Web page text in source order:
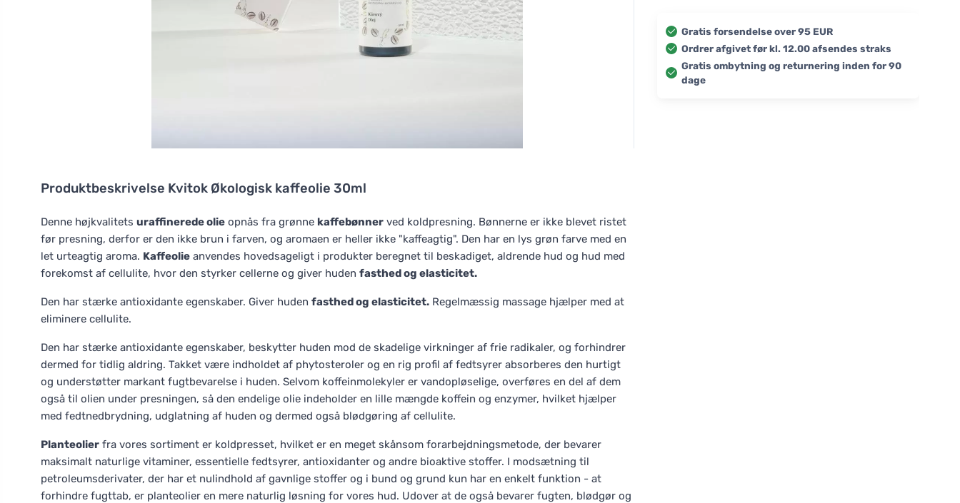
Produktbeskrivelse Kvitok Økologisk kaffeolie 30ml
Denne højkvalitets uraffinerede olie opnås fra grønne kaffebønner ved koldpresning. Bønnerne er ikke blevet ristet
før presning, derfor er den ikke brun i farven, og aromaen er heller ikke "kaffeagtig". Den har en lys grøn farve med en
let urteagtig aroma. Kaffeolie anvendes hovedsageligt i produkter beregnet til beskadiget, aldrende hud og hud med
forekomst af cellulite, hvor den styrker cellerne og giver huden fasthed og elasticitet.
Den har stærke antioxidante egenskaber. Giver huden fasthed og elasticitet. Regelmæssig massage hjælper med at
eliminere cellulite.
Den har stærke antioxidante egenskaber, beskytter huden mod de skadelige virkninger af frie radikaler, og forhindrer
dermed for tidlig aldring. Takket være indholdet af phytosteroler og en rig profil af fedtsyrer absorberes den hurtigt
og understøtter markant fugtbevarelse i huden. Selvom koffeinmolekyler er vandopløselige, overføres en del af dem
også til olien under presningen, så den endelige olie indeholder en lille mængde koffein og enzymer, hvilket hjælper
med fedtnedbrydning, udglatning af huden og dermed også blødgøring af cellulite.
Planteolier fra vores sortiment er koldpresset, hvilket er en meget skånsom forarbejdningsmetode, der bevarer
maksimalt naturlige vitaminer, essentielle fedtsyrer, antioxidanter og andre bioaktive stoffer. I modsætning til
petroleumsderivater, der har et nulindhold af gavnlige stoffer og i bund og grund kun har en enkelt funktion - at
forhindre fugttab, er planteolier en mere naturlig løsning for vores hud. Udover at de også bevarer fugten, blødgør og
Gratis forsendelse over 95 EUR
Ordrer afgivet før kl. 12.00 afsendes straks
Gratis ombytning og returnering inden for 90
dage